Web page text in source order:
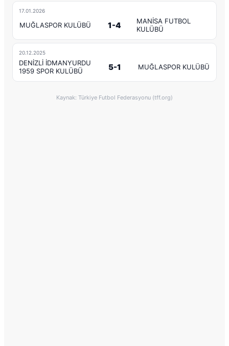
17.01.2026
MUĞLASPOR KULÜBÜ 1-4
MANİSA FUTBOL
KULÜBÜ
20.12.2025
DENİZLİ İDMANYURDU
1959 SPOR KULÜBÜ
5-1 MUĞLASPOR KULÜBÜ
Kaynak: Türkiye Futbol Federasyonu (tff.org)